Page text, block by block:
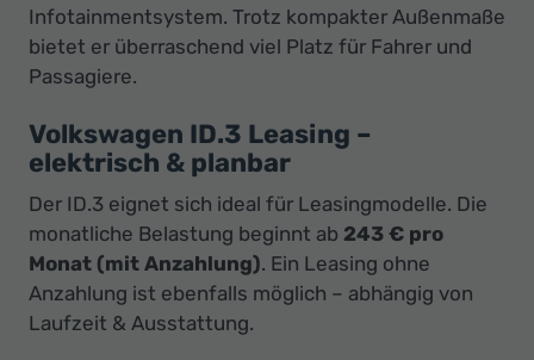
Infotainmentsystem. Trotz kompakter Außenmaße
bietet er überraschend viel Platz für Fahrer und
Passagiere.
Volkswagen ID.3 Leasing –
elektrisch & planbar
Der ID.3 eignet sich ideal für Leasingmodelle. Die
monatliche Belastung beginnt ab 243 € pro
Monat (mit Anzahlung). Ein Leasing ohne
Anzahlung ist ebenfalls möglich – abhängig von
Laufzeit & Ausstattung.